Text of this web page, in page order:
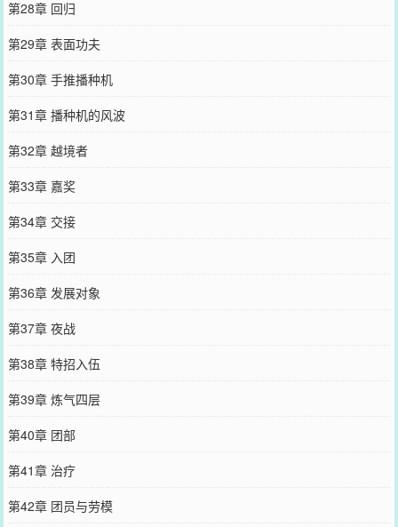
第28章 回归
第29章 表面功夫
第30章 手推播种机
第31章 播种机的风波
第32章 越境者
第33章 嘉奖
第34章 交接
第35章 入团
第36章 发展对象
第37章 夜战
第38章 特招入伍
第39章 炼气四层
第40章 团部
第41章 治疗
第42章 团员与劳模